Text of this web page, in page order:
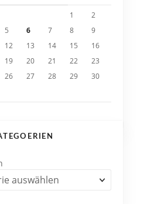
1
2
5 6 7 8
9
12 13 14 15
16
19 20 21 22
23
26 27 28 29
30